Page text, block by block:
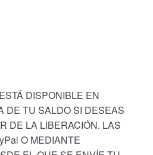
DISPONIBLE EN
DE TU SALDO SI DESEAS
DE LA LIBERACIÓN. LAS
O MEDIANTE